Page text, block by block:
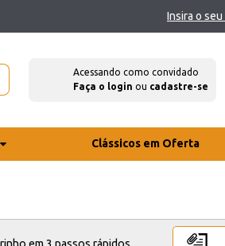
Insira o
Acessando como convidado
Faça o login ou cadastre-se
Clássicos em Oferta